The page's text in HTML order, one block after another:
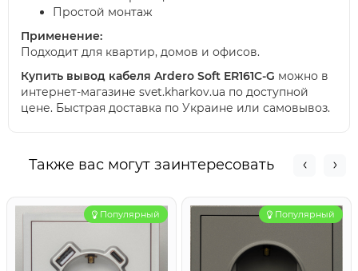
Простой монтаж
Применение:
Подходит для квартир, домов и офисов.
Купить вывод кабеля Ardero Soft ER161C-G можно в
интернет-магазине svet.kharkov.ua по доступной
цене. Быстрая доставка по Украине или самовывоз.
Также вас могут заинтересовать
Популярный Популярный